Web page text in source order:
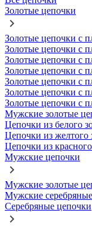
Золотые цепочки
Золотые цепочки с
Золотые цепочки с
Золотые цепочки с
Золотые цепочки с
Золотые цепочки с
Золотые цепочки с
Золотые цепочки с
Мужские золотые
Цепочки из белого
Цепочки из желтого
Цепочки из красного
Мужские цепочки
Мужские золотые
Мужские
Серебряные цепочки